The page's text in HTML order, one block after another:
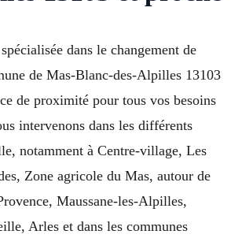
dans le changement de
de Mas-Blanc-des-Alpilles 13103
de proximité pour tous vos besoins
intervenons dans les différents
notamment à Centre-village, Les
Zone agricole du Mas, autour de
Maussane-les-Alpilles,
Arles et dans les communes